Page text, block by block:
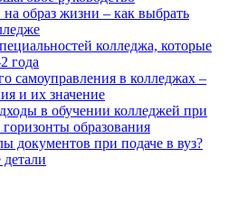
образ жизни – как выбрать
колледжа, которые
года
самоуправления в колледжах –
и их значение
в обучении колледжей при
образования
документов при подаче в вуз?